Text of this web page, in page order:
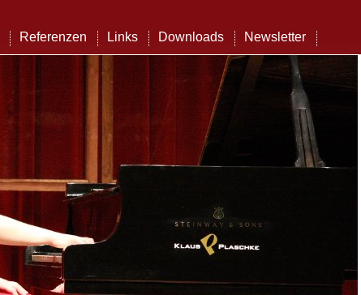
Referenzen Links Downloads Newsletter